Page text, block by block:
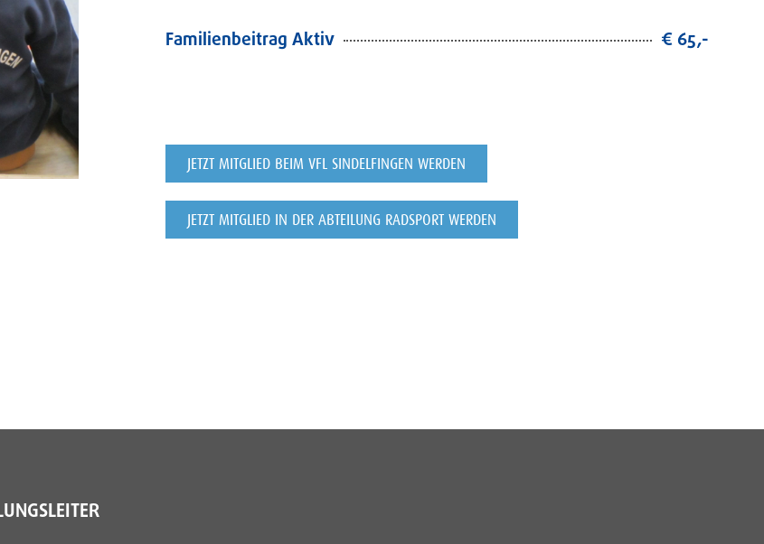
Familienbeitrag Aktiv € 65,-
JETZT MITGLIED BEIM VFL SINDELFINGEN WERDEN
JETZT MITGLIED IN DER ABTEILUNG RADSPORT WERDEN